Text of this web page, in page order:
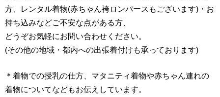
方、レンタル着物(赤ちゃん袴ロンパースもございます)・お
持ち込みなどご不安な点がある方、
どうぞお気軽にお問い合わせください。
(その他の地域・都内への出張着付けも承っております)
＊着物での授乳の仕方、マタニティ着物や赤ちゃん連れの
着物についてなどもお伝えしています。